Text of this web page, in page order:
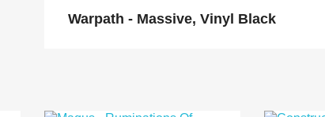
Warpath - Massive, Vinyl Black